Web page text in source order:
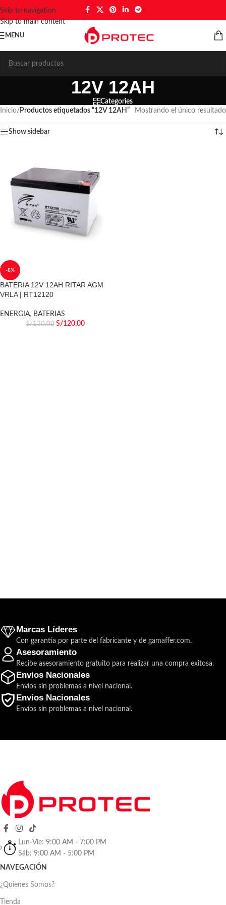
Skip to navigation
Skip to main content
MENU
12V 12AH
Categories
Inicio/ Productos etiquetados “12V 12AH” Mostrando el único resultado
Show sidebar
-8%
BATERIA 12V 12AH RITAR AGM
VRLA | RT12120
ENERGIA, BATERIAS
S/130.00 S/120.00
Marcas Líderes
Con garantía por parte del fabricante y de gamaffer.com.
Asesoramiento
Recibe asesoramiento gratuito para realizar una compra exitosa.
Envios Nacionales
Envíos sin problemas a nivel nacional.
Envios Nacionales
Envíos sin problemas a nivel nacional.
Lun-Vie: 9:00 AM - 7:00 PM
Sáb: 9:00 AM - 5:00 PM
NAVEGACIÓN
¿Quienes Somos?
Tienda